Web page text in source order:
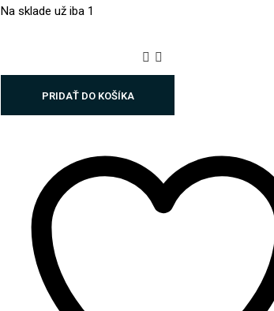
Na sklade už iba 1
PRIDAŤ DO KOŠÍKA